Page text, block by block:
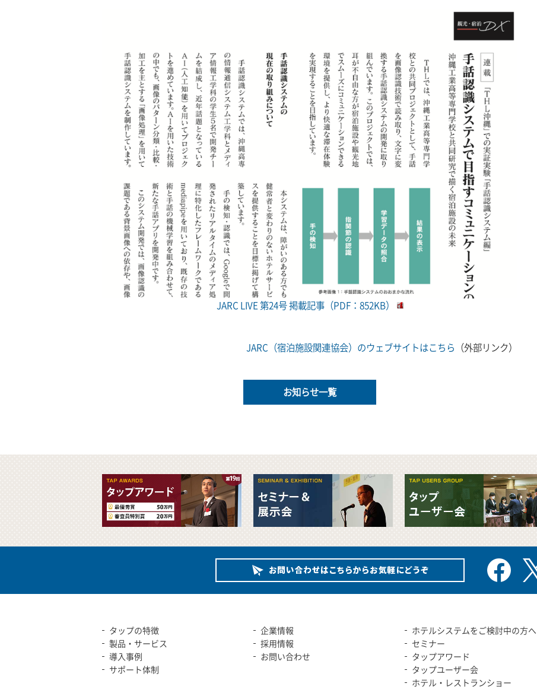
JARC LIVE 第24号 掲載記事（PDF：852KB）
JARC（宿泊施設関連協会）のウェブサイトはこちら （外部リンク）
お知らせ一覧
タップの特徴
製品・サービス
導入事例
サポート体制
企業情報
採用情報
お問い合わせ
ホテルシステムをご検討中の方へ
セミナー
タップアワード
タップユーザー会
ホテル・レストランショー